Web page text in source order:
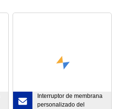
Interruptor de membrana
personalizado del